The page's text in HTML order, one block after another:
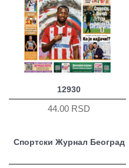
12930
44.00 RSD
Спортски Журнал Београд